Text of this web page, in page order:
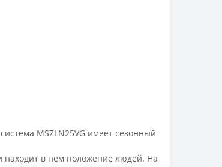
MSZLN25VG имеет сезонный
находит в нем положение людей. На